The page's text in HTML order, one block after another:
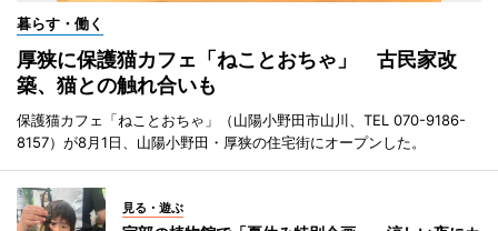
暮らす・働く
厚狭に保護猫カフェ「ねことおちゃ」 古民家改
築、猫との触れ合いも
保護猫カフェ「ねことおちゃ」（山陽小野田市山川、TEL 070-9186-
8157）が8月1日、山陽小野田・厚狭の住宅街にオープンした。
見る・遊ぶ